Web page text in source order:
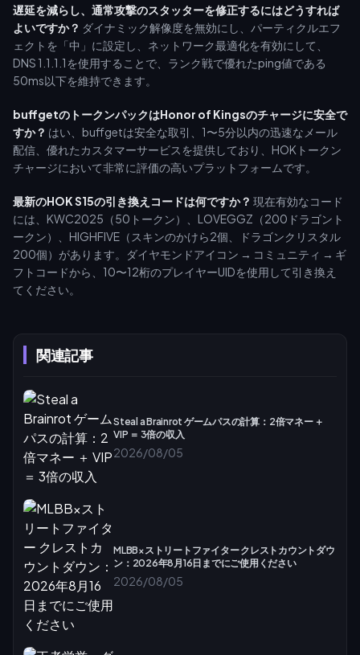
関連記事
Steal a Brainrot ゲームパスの計算：2倍マネー ＋
VIP ＝ 3倍の収入
2026/08/05
MLBB×ストリートファイター クレストカウントダウ
ン：2026年8月16日までにご使用ください
2026/08/05
遅延を減らし、通常攻撃のスタッターを修正するにはどうすれば
よいですか？ ダイナミック解像度を無効にし、パーティクルエフ
ェクトを「中」に設定し、ネットワーク最適化を有効にして、
DNS 1.1.1.1を使用することで、ランク戦で優れたping値である
50ms以下を維持できます。
buffgetのトークンパックはHonor of Kingsのチャージに安全で
すか？ はい、buffgetは安全な取引、1〜5分以内の迅速なメール
配信、優れたカスタマーサービスを提供しており、HOKトークン
チャージにおいて非常に評価の高いプラットフォームです。
最新のHOK S15の引き換えコードは何ですか？ 現在有効なコード
には、KWC2025（50トークン）、LOVEGGZ（200ドラゴント
ークン）、HIGHFIVE（スキンのかけら2個、ドラゴンクリスタル
200個）があります。ダイヤモンドアイコン → コミュニティ → ギ
フトコードから、10〜12桁のプレイヤーUIDを使用して引き換え
てください。